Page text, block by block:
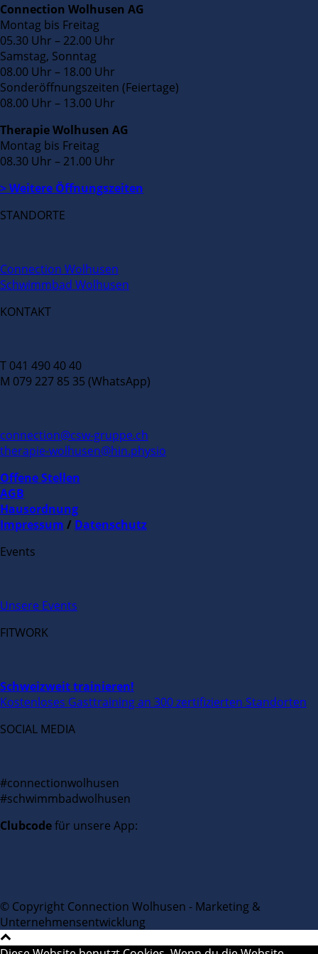
Connection Wolhusen AG
Montag bis Freitag
05.30 Uhr – 22.00 Uhr
Samstag, Sonntag
08.00 Uhr – 18.00 Uhr
Sonderöffnungszeiten (Feiertage)
08.00 Uhr – 13.00 Uhr
Therapie Wolhusen AG
Montag bis Freitag
08.30 Uhr – 21.00 Uhr
> Weitere Öffnungszeiten
STANDORTE
Connection Wolhusen
Schwimmbad Wolhusen
KONTAKT
T 041 490 40 40
M 079 227 85 35 (WhatsApp)
connection@csw-gruppe.ch
therapie-wolhusen@hin.physio
Offene Stellen
AGB
Hausordnung
Impressum / Datenschutz
Events
Unsere Events
FITWORK
Schweizweit trainieren!
Kostenloses Gasttraining an 300 zertifizierten Standorten
SOCIAL MEDIA
#connectionwolhusen
#schwimmbadwolhusen
Clubcodefür unsere App:
© Copyright Connection Wolhusen - Marketing &
Unternehmensentwicklung